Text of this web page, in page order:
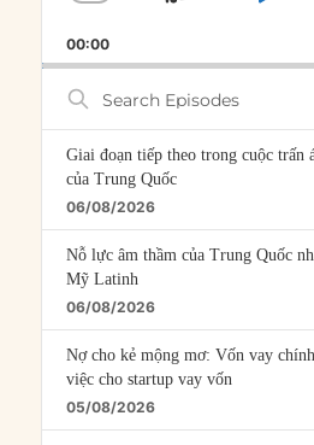
RATE
00:00
Search
Episodes
Giai đoạn tiếp theo trong cuộc trấn
của Trung Quốc
06/08/2026
Nỗ lực âm thầm của Trung Quốc
Mỹ Latinh
06/08/2026
Nợ cho kẻ mộng mơ: Vốn vay
việc cho startup vay vốn
05/08/2026